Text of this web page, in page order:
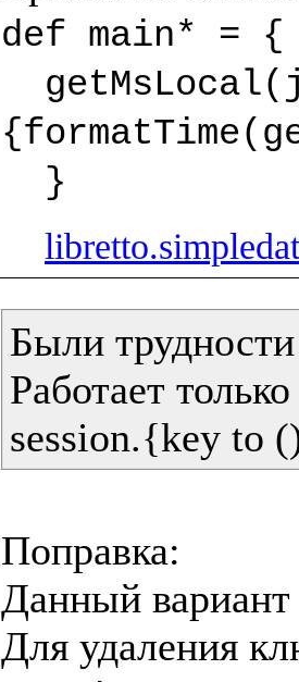
def main* = {
  }
Были
Работает
Поправка:
Данный вариант